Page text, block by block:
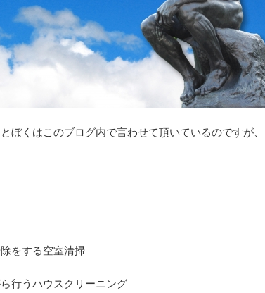
とぼくはこのブログ内で言わせて頂いているのですが、
をする空室清掃
行うハウスクリーニング